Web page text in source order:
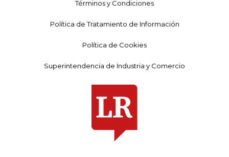
Términos y Condiciones
Política de Tratamiento de Información
Política de Cookies
Superintendencia de Industria y Comercio